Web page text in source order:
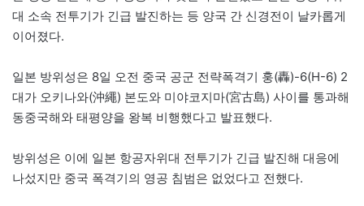
대 소속 전투기가 긴급 발진하는 등 양국 간 신경전이 날카롭게
이어졌다.
일본 방위성은 8일 오전 중국 공군 전략폭격기 훙(轟)-6(H-6) 2
대가 오키나와(沖繩) 본도와 미야코지마(宮古島) 사이를 통과해
동중국해와 태평양을 왕복 비행했다고 발표했다.
방위성은 이에 일본 항공자위대 전투기가 긴급 발진해 대응에
나섰지만 중국 폭격기의 영공 침범은 없었다고 전했다.